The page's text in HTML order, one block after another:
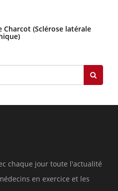
Charcot (Sclérose latérale
chaque jour toute l'actualité
en exercice et les